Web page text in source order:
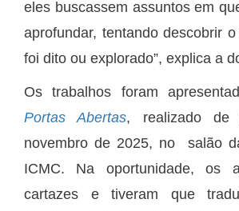
eles buscassem assuntos em
aprofundar, tentando descobrir
foi dito ou explorado”, explica a
Os trabalhos foram
Portas Abertas, realizado
novembro de 2025, no salão
ICMC. Na oportunidade, os
cartazes e tiveram que